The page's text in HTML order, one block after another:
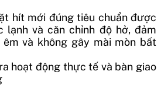
hít mới đúng tiêu chuẩn được
lạnh và căn chỉnh độ hở, đảm
êm và không gây mài mòn bất
hoạt động thực tế và bàn giao